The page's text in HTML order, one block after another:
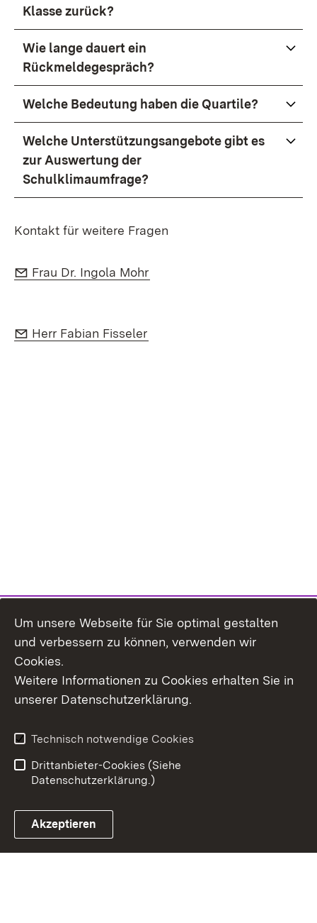
Klasse zurück?
Wie lange dauert ein
Rückmeldegespräch?
Welche Bedeutung haben die Quartile?
Welche Unterstützungsangebote gibt es
zur Auswertung der
Schulklimaumfrage?
Kontakt für weitere Fragen
E-Mail:
Frau Dr. Ingola Mohr
E-Mail:
Herr Fabian Fisseler
Erklärung zur
Benutzungshinweise
Um unsere Webseite für Sie optimal gestalten
und verbessern zu können, verwenden wir
Cookies.
Weitere Informationen zu Cookies erhalten Sie in
unserer Datenschutzerklärung.
Technisch notwendige Cookies
Drittanbieter-Cookies (Siehe
Datenschutzerklärung.)
Akzeptieren